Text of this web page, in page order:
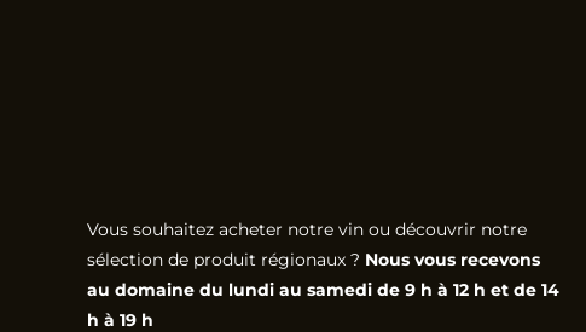
Vous souhaitez acheter notre vin ou découvrir notre
sélection de produit régionaux ? Nous vous recevons
au domaine du lundi au samedi de 9 h à 12 h et de 14
h à 19 h